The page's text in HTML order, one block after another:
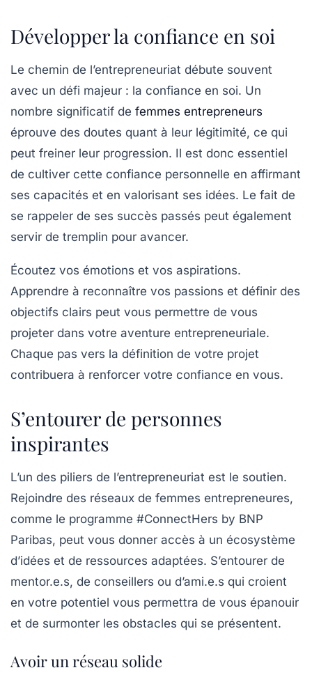
Développer la confiance en soi
Le chemin de l’entrepreneuriat débute souvent
avec un défi majeur : la confiance en soi. Un
nombre significatif de femmes entrepreneurs
éprouve des doutes quant à leur légitimité, ce qui
peut freiner leur progression. Il est donc essentiel
de cultiver cette confiance personnelle en affirmant
ses capacités et en valorisant ses idées. Le fait de
se rappeler de ses succès passés peut également
servir de tremplin pour avancer.
Écoutez vos émotions et vos aspirations.
Apprendre à reconnaître vos passions et définir des
objectifs clairs peut vous permettre de vous
projeter dans votre aventure entrepreneuriale.
Chaque pas vers la définition de votre projet
contribuera à renforcer votre confiance en vous.
S’entourer de personnes
inspirantes
L’un des piliers de l’entrepreneuriat est le soutien.
Rejoindre des réseaux de femmes entrepreneures,
comme le programme #ConnectHers by BNP
Paribas, peut vous donner accès à un écosystème
d’idées et de ressources adaptées. S’entourer de
mentor.e.s, de conseillers ou d’ami.e.s qui croient
en votre potentiel vous permettra de vous épanouir
et de surmonter les obstacles qui se présentent.
Avoir un réseau solide